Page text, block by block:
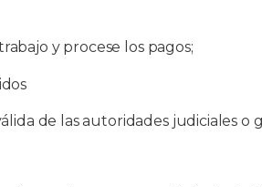
y procese los pagos;
de las autoridades judiciales o